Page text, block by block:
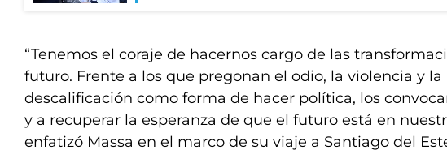
“Tenemos el coraje de hacernos cargo de las
futuro. Frente a los que pregonan el odio, la violencia y la
descalificación como forma de hacer política, los
y a recuperar la esperanza de que el futuro está en
enfatizó Massa en el marco de su viaje a Santiago del